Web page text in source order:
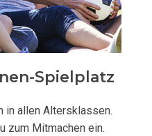
Spielplatz
in allen Altersklassen.
zum Mitmachen ein.